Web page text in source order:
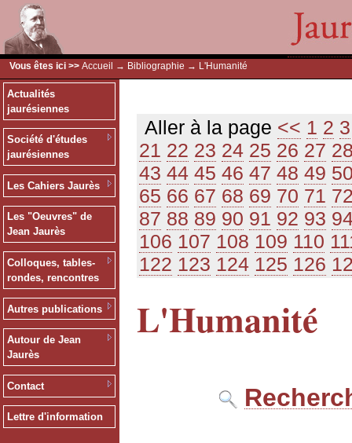
Vous êtes ici >> Accueil → Bibliographie → L'Humanité
Actualités
jaurésiennes
Société d'études
jaurésiennes
Les Cahiers Jaurès
Les "Oeuvres" de
Jean Jaurès
Colloques, tables-
rondes, rencontres
Autres publications
Autour de Jean
Jaurès
Contact
Lettre d'information
Aller à la page << 1 2 3
21 22 23 24 25 26 27
43 44 45 46 47 48 49
65 66 67 68 69 70 71
87 88 89 90 91 92 93
106 107 108 109 110
122 123 124 125 126
L'Humanité